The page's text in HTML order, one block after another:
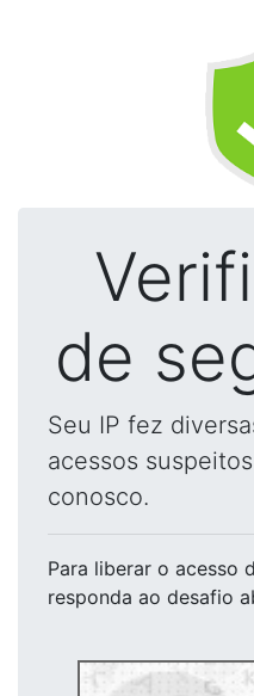
de
Seu IP fez
acessos
conosco.
Para liberar o acesso
responda ao desafio